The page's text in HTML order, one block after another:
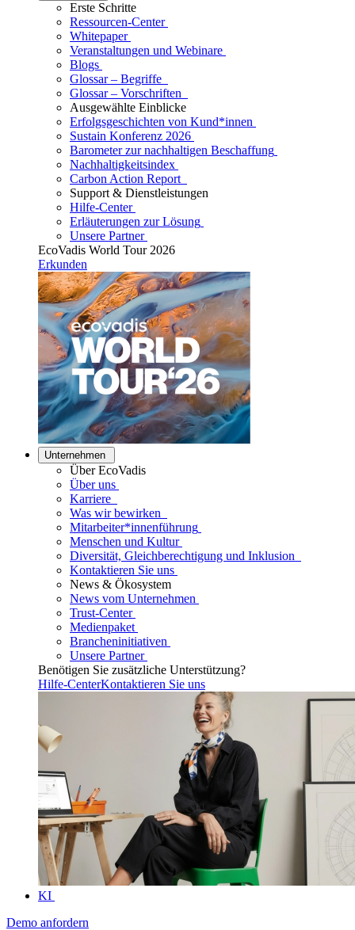
Erste Schritte
Ressourcen-Center
Whitepaper
Veranstaltungen und Webinare
Blogs
Glossar – Begriffe
Glossar – Vorschriften
Ausgewählte Einblicke
Erfolgsgeschichten von Kund*innen
Sustain Konferenz 2026
Barometer zur nachhaltigen Beschaffung
Nachhaltigkeitsindex
Carbon Action Report
Support & Dienstleistungen
Hilfe-Center
Erläuterungen zur Lösung
Unsere Partner
EcoVadis World Tour 2026
Erkunden
Unternehmen
Über EcoVadis
Über uns
Karriere
Was wir bewirken
Mitarbeiter*innenführung
Menschen und Kultur
Diversität, Gleichberechtigung und Inklusion
Kontaktieren Sie uns
News & Ökosystem
News vom Unternehmen
Trust-Center
Medienpaket
Brancheninitiativen
Unsere Partner
Benötigen Sie zusätzliche Unterstützung?
Hilfe-CenterKontaktieren Sie uns
KI
Demo anfordern